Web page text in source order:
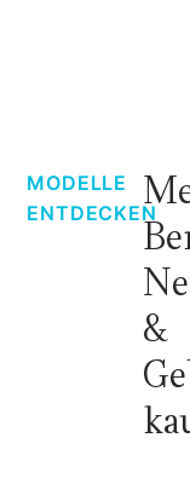
MODELLE
ENTDECKEN
&